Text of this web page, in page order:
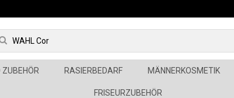
ZUBEHÖR RASIERBEDARF MÄNNERKOSMETIK
FRISEURZUBEHÖR